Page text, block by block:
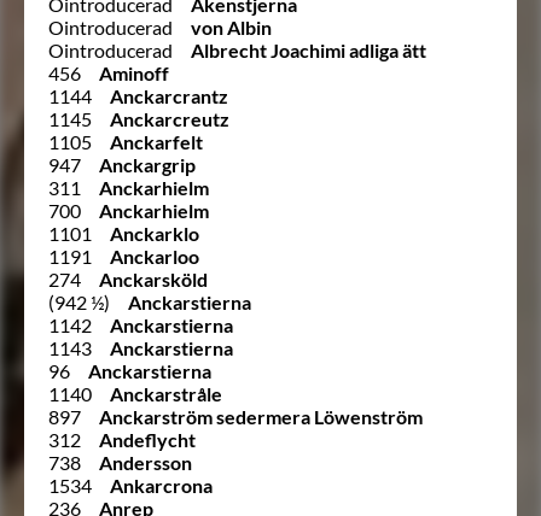
Ointroducerad
von Albin
Ointroducerad
Albrecht Joachimi adliga ätt
456
Aminoff
1144
Anckarcrantz
1145
Anckarcreutz
1105
Anckarfelt
947
Anckargrip
311
Anckarhielm
700
Anckarhielm
1101
Anckarklo
1191
Anckarloo
274
Anckarsköld
(942 ½)
Anckarstierna
1142
Anckarstierna
1143
Anckarstierna
96
Anckarstierna
1140
Anckarstråle
897
Anckarström sedermera Löwenström
312
Andeflycht
738
Andersson
1534
Ankarcrona
236
Anrep